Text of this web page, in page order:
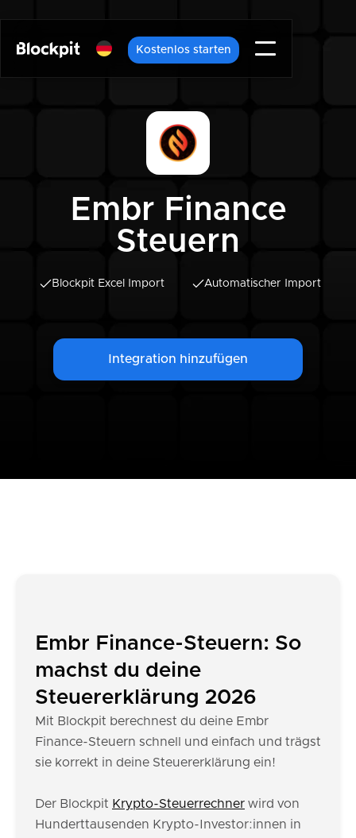
Kostenlos starten
Embr Finance
Steuern
Blockpit Excel Import Automatischer Import
Integration hinzufügen
Embr Finance-Steuern: So
machst du deine
Steuererklärung 2026
Mit Blockpit berechnest du deine Embr
Finance-Steuern schnell und einfach und trägst
sie korrekt in deine Steuererklärung ein!
Der Blockpit Krypto-Steuerrechner wird von
Hunderttausenden Krypto-Investor:innen in